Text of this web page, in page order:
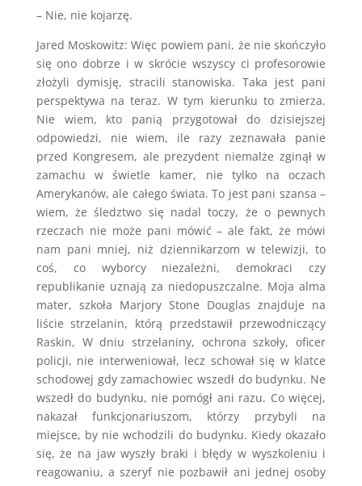
– Nie, nie kojarzę.
Jared Moskowitz: Więc powiem pani, że nie skończyło
się ono dobrze i w skrócie wszyscy ci profesorowie
złożyli dymisję, stracili stanowiska. Taka jest pani
perspektywa na teraz. W tym kierunku to zmierza.
Nie wiem, kto panią przygotował do dzisiejszej
odpowiedzi, nie wiem, ile razy zeznawała panie
przed Kongresem, ale prezydent niemalże zginął w
zamachu w świetle kamer, nie tylko na oczach
Amerykanów, ale całego świata. To jest pani szansa –
wiem, że śledztwo się nadal toczy, że o pewnych
rzeczach nie może pani mówić – ale fakt, że mówi
nam pani mniej, niż dziennikarzom w telewizji, to
coś, co wyborcy niezależni, demokraci czy
republikanie uznają za niedopuszczalne. Moja alma
mater, szkoła Marjory Stone Douglas znajduje na
liście strzelanin, którą przedstawił przewodniczący
Raskin, W dniu strzelaniny, ochrona szkoły, oficer
policji, nie interweniował, lecz schował się w klatce
schodowej gdy zamachowiec wszedł do budynku. Ne
wszedł do budynku, nie pomógł ani razu. Co więcej,
nakazał funkcjonariuszom, którzy przybyli na
miejsce, by nie wchodzili do budynku. Kiedy okazało
się, że na jaw wyszły braki i błędy w wyszkoleniu i
reagowaniu, a szeryf nie pozbawił ani jednej osoby